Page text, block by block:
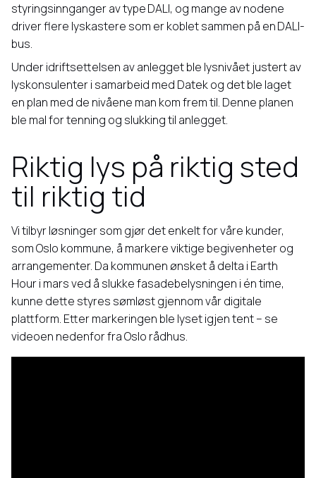
styringsinnganger av type DALI, og mange av nodene
driver flere lyskastere som er koblet sammen på en DALI-
bus.
Under idriftsettelsen av anlegget ble lysnivået justert av
lyskonsulenter i samarbeid med Datek og det ble laget
en plan med de nivåene man kom frem til. Denne planen
ble mal for tenning og slukking til anlegget.
Riktig lys på riktig sted
til riktig tid
Vi tilbyr løsninger som gjør det enkelt for våre kunder,
som Oslo kommune, å markere viktige begivenheter og
arrangementer. Da kommunen ønsket å delta i Earth
Hour i mars ved å slukke fasadebelysningen i én time,
kunne dette styres sømløst gjennom vår digitale
plattform. Etter markeringen ble lyset igjen tent – se
videoen nedenfor fra Oslo rådhus.